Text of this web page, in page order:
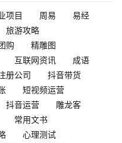
项目 周易
易经
旅游攻略
购
精雕图
互联网资讯
成语
册公司
抖音带货
短视频运营
抖音运营
雕龙客
常用文书
心理测试